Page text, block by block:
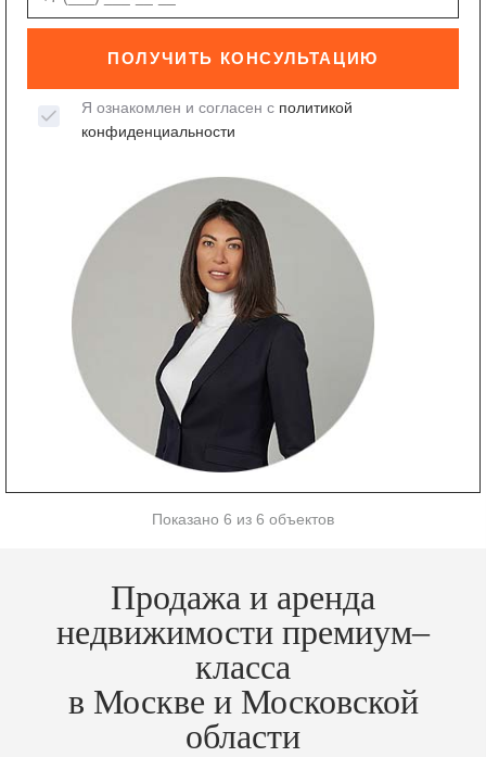
ПОЛУЧИТЬ КОНСУЛЬТАЦИЮ
Я ознакомлен и согласен с политикой
конфиденциальности
Показано 6 из 6 объектов
Продажа и аренда
недвижимости премиум–
класса
в Москве и Московской
области